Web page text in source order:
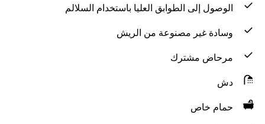
الوصول إلى الطوابق العليا باستخدام السلالم
وسادة غير مصنوعة من الريش
مرحاض مشترك
دش
حمام خاص